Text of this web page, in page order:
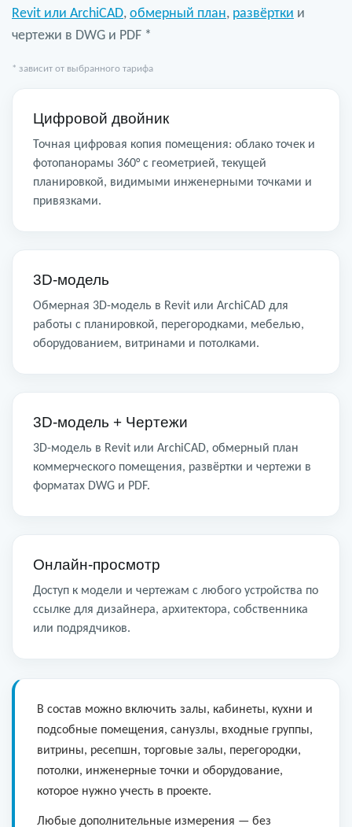
Revit или ArchiCAD, обмерный план, развёртки и
чертежи в DWG и PDF *
* зависит от выбранного тарифа
Цифровой двойник
Точная цифровая копия помещения: облако точек и
фотопанорамы 360° с геометрией, текущей
планировкой, видимыми инженерными точками и
привязками.
3D-модель
Обмерная 3D-модель в Revit или ArchiCAD для
работы с планировкой, перегородками, мебелью,
оборудованием, витринами и потолками.
3D-модель + Чертежи
3D-модель в Revit или ArchiCAD, обмерный план
коммерческого помещения, развёртки и чертежи в
форматах DWG и PDF.
Онлайн-просмотр
Доступ к модели и чертежам с любого устройства по
ссылке для дизайнера, архитектора, собственника
или подрядчиков.
В состав можно включить залы, кабинеты, кухни и
подсобные помещения, санузлы, входные группы,
витрины, ресепшн, торговые залы, перегородки,
потолки, инженерные точки и оборудование,
которое нужно учесть в проекте.
Любые дополнительные измерения — без